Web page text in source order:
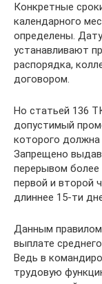
Конкретные
календарного
определены.
устанавливают
распорядка,
договором.
Но статьей 136
допустимый
которого
Запрещено
перерывом
первой и второй
длиннее 15-ти
Данным
выплате
Ведь в
трудовую